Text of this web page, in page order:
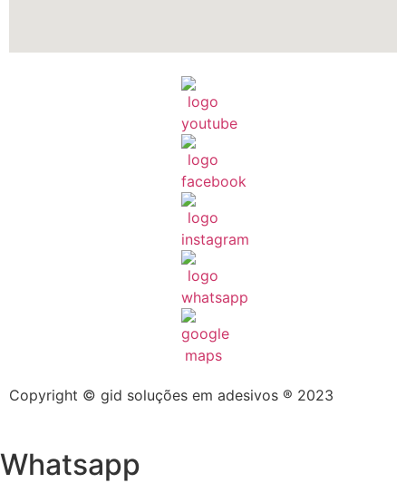
Copyright © gid soluções em adesivos ® 2023
Whatsapp